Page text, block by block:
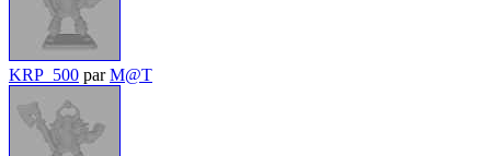
KRP_500 parM@T